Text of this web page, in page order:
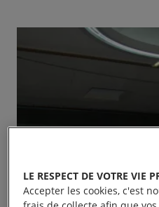
LE RESPECT DE VOTRE VIE
Accepter les cookies, c'est